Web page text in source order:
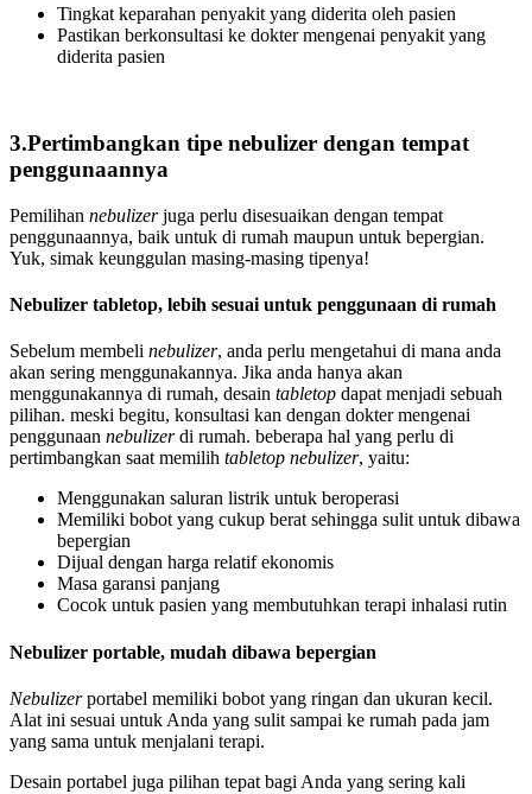
Tingkat keparahan penyakit yang diderita oleh pasien
Pastikan berkonsultasi ke dokter mengenai penyakit yang
diderita pasien
3.Pertimbangkan tipe nebulizer dengan tempat
penggunaannya
Pemilihan nebulizerjuga perlu disesuaikan dengan tempat
penggunaannya, baik untuk di rumah maupun untuk bepergian.
Yuk, simak keunggulan masing-masing tipenya!
Nebulizer tabletop, lebih sesuai untuk penggunaan di rumah
Sebelum membeli nebulizer, anda perlu mengetahui di mana anda
akan sering menggunakannya. Jika anda hanya akan
menggunakannya di rumah, desain tabletop dapat menjadi sebuah
pilihan. meski begitu, konsultasi kan dengan dokter mengenai
penggunaan nebulizerdi rumah. beberapa hal yang perlu di
pertimbangkan saat memilih tabletop nebulizer, yaitu:
Menggunakan saluran listrik untuk beroperasi
Memiliki bobot yang cukup berat sehingga sulit untuk dibawa
bepergian
Dijual dengan harga relatif ekonomis
Masa garansi panjang
Cocok untuk pasien yang membutuhkan terapi inhalasi rutin
Nebulizer portable, mudah dibawa bepergian
Nebulizerportabel memiliki bobot yang ringan dan ukuran kecil.
Alat ini sesuai untuk Anda yang sulit sampai ke rumah pada jam
yang sama untuk menjalani terapi.
Desain portabel juga pilihan tepat bagi Anda yang sering kali